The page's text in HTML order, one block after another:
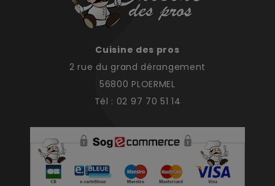
Cuisine des pros
2 rue du grand dérangement
56800 PLOERMEL
Tél : 02 97 70 51 14